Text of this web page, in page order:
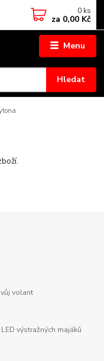
Menu
Hledat
0 ks
za 0,00 Kč
volant
výstražných majáků